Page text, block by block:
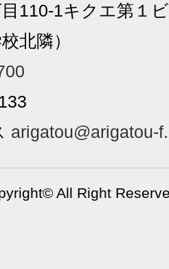
110-1キクエ第１
北隣）
arigatou@arigatou-
All Right